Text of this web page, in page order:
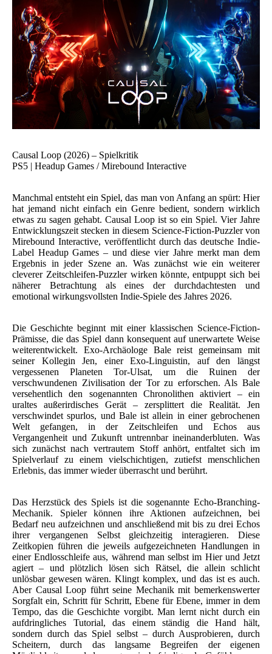
Causal Loop (2026) – Spielkritik
PS5 | Headup Games / Mirebound Interactive
Manchmal entsteht ein Spiel, das man von Anfang an spürt: Hier
hat jemand nicht einfach ein Genre bedient, sondern wirklich
etwas zu sagen gehabt. Causal Loop ist so ein Spiel. Vier Jahre
Entwicklungszeit stecken in diesem Science-Fiction-Puzzler von
Mirebound Interactive, veröffentlicht durch das deutsche Indie-
Label Headup Games – und diese vier Jahre merkt man dem
Ergebnis in jeder Szene an. Was zunächst wie ein weiterer
cleverer Zeitschleifen-Puzzler wirken könnte, entpuppt sich bei
näherer Betrachtung als eines der durchdachtesten und
emotional wirkungsvollsten Indie-Spiele des Jahres 2026.
Die Geschichte beginnt mit einer klassischen Science-Fiction-
Prämisse, die das Spiel dann konsequent auf unerwartete Weise
weiterentwickelt. Exo-Archäologe Bale reist gemeinsam mit
seiner Kollegin Jen, einer Exo-Linguistin, auf den längst
vergessenen Planeten Tor-Ulsat, um die Ruinen der
verschwundenen Zivilisation der Tor zu erforschen. Als Bale
versehentlich den sogenannten Chronolithen aktiviert – ein
uraltes außerirdisches Gerät – zersplittert die Realität. Jen
verschwindet spurlos, und Bale ist allein in einer gebrochenen
Welt gefangen, in der Zeitschleifen und Echos aus
Vergangenheit und Zukunft untrennbar ineinanderbluten. Was
sich zunächst nach vertrautem Stoff anhört, entfaltet sich im
Spielverlauf zu einem vielschichtigen, zutiefst menschlichen
Erlebnis, das immer wieder überrascht und berührt.
Das Herzstück des Spiels ist die sogenannte Echo-Branching-
Mechanik. Spieler können ihre Aktionen aufzeichnen, bei
Bedarf neu aufzeichnen und anschließend mit bis zu drei Echos
ihrer vergangenen Selbst gleichzeitig interagieren. Diese
Zeitkopien führen die jeweils aufgezeichneten Handlungen in
einer Endlosschleife aus, während man selbst im Hier und Jetzt
agiert – und plötzlich lösen sich Rätsel, die allein schlicht
unlösbar gewesen wären. Klingt komplex, und das ist es auch.
Aber Causal Loop führt seine Mechanik mit bemerkenswerter
Sorgfalt ein, Schritt für Schritt, Ebene für Ebene, immer in dem
Tempo, das die Geschichte vorgibt. Man lernt nicht durch ein
aufdringliches Tutorial, das einem ständig die Hand hält,
sondern durch das Spiel selbst – durch Ausprobieren, durch
Scheitern, durch das langsame Begreifen der eigenen